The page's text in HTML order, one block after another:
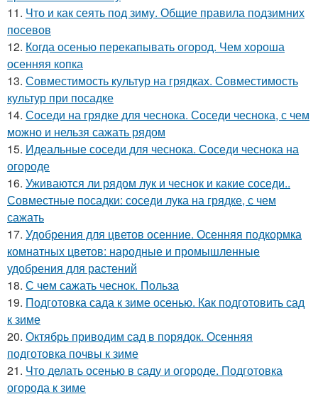
11. Что и как сеять под зиму. Общие правила подзимних
посевов
12. Когда осенью перекапывать огород. Чем хороша
осенняя копка
13. Совместимость культур на грядках. Совместимость
культур при посадке
14. Соседи на грядке для чеснока. Соседи чеснока, с чем
можно и нельзя сажать рядом
15. Идеальные соседи для чеснока. Соседи чеснока на
огороде
16. Уживаются ли рядом лук и чеснок и какие соседи..
Совместные посадки: соседи лука на грядке, с чем
сажать
17. Удобрения для цветов осенние. Осенняя подкормка
комнатных цветов: народные и промышленные
удобрения для растений
18. С чем сажать чеснок. Польза
19. Подготовка сада к зиме осенью. Как подготовить сад
к зиме
20. Октябрь приводим сад в порядок. Осенняя
подготовка почвы к зиме
21. Что делать осенью в саду и огороде. Подготовка
огорода к зиме